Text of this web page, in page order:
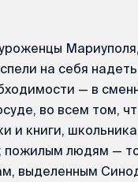
на себя
— в
во всем том,
и книги,
пожилым людям —
выделенным